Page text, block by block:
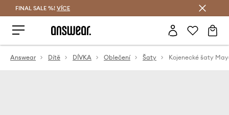
FINAL SALE %! VÍCE
Answear Dítě DÍVKA Oblečení Šaty Kojenecké šaty